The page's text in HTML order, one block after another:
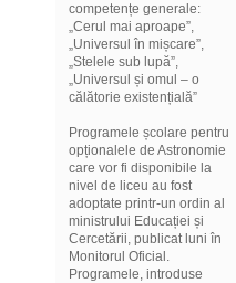
competențe generale:
„Cerul mai aproape”,
„Universul în mișcare”,
„Stelele sub lupă”,
„Universul și omul – o
călătorie existențială”
Programele școlare pentru
opționalele de Astronomie
care vor fi disponibile la
nivel de liceu au fost
adoptate printr-un ordin al
ministrului Educației și
Cercetării, publicat luni în
Monitorul Oficial.
Programele, introduse